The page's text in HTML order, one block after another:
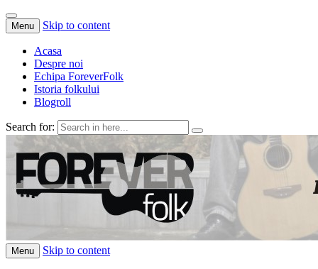
Menu Skip to content
Acasa
Despre noi
Echipa ForeverFolk
Istoria folkului
Blogroll
Search for:
ForeverFolk
Muzica sufletului tau
Menu Skip to content